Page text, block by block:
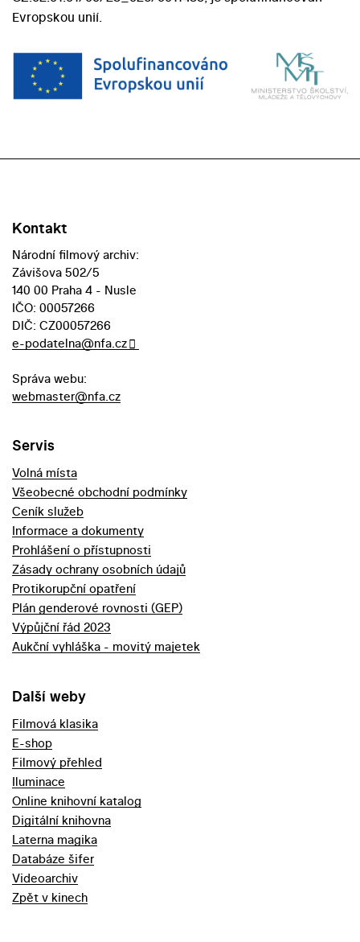
Evropskou unií.
Kontakt
Národní filmový archiv:
Závišova 502/5
140 00 Praha 4 - Nusle
IČO: 00057266
DIČ: CZ00057266
e-podatelna@nfa.cz
Správa webu:
webmaster@nfa.cz
Servis
Volná místa
Všeobecné obchodní podmínky
Ceník služeb
Informace a dokumenty
Prohlášení o přístupnosti
Zásady ochrany osobních údajů
Protikorupční opatření
Plán genderové rovnosti (GEP)
Výpůjční řád 2023
Aukční vyhláška - movitý majetek
Další weby
Filmová klasika
E-shop
Filmový přehled
Iluminace
Online knihovní katalog
Digitální knihovna
Laterna magika
Databáze šifer
Videoarchiv
Zpět v kinech